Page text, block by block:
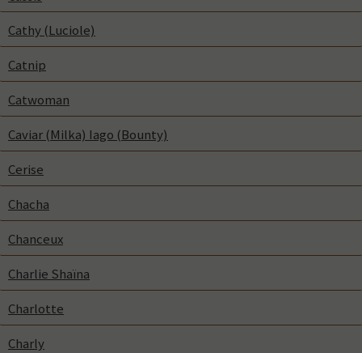
Cathy (Luciole)
Catnip
Catwoman
Caviar (Milka) Iago (Bounty)
Cerise
Chacha
Chanceux
Charlie Shaïna
Charlotte
Charly